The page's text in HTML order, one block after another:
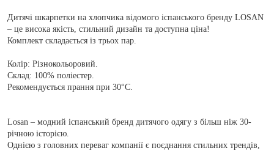
Дитячі шкарпетки на хлопчика відомого іспанського бренду LOSAN
– це висока якість, стильний дизайн та доступна ціна!
Комплект складається із трьох пар.
Колір: Різнокольоровий.
Склад: 100% поліестер.
Рекомендується прання при 30°С.
Losan – модний іспанський бренд дитячого одягу з більш ніж 30-
річною історією.
Однією з головних переваг компанії є поєднання стильних трендів,